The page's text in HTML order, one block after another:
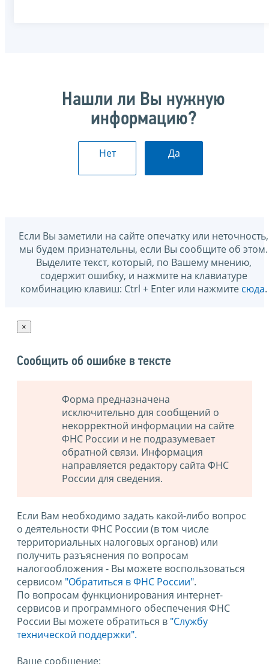
Нашли ли Вы нужную
информацию?
Нет Да
Если Вы заметили на сайте опечатку или неточность,
мы будем признательны, если Вы сообщите об этом.
Выделите текст, который, по Вашему мнению,
содержит ошибку, и нажмите на клавиатуре
комбинацию клавиш: Ctrl + Enter или нажмите сюда.
×
Сообщить об ошибке в тексте
Форма предназначена
исключительно для сообщений о
некорректной информации на сайте
ФНС России и не подразумевает
обратной связи. Информация
направляется редактору сайта ФНС
России для сведения.
Если Вам необходимо задать какой-либо вопрос
о деятельности ФНС России (в том числе
территориальных налоговых органов) или
получить разъяснения по вопросам
налогообложения - Вы можете воспользоваться
сервисом "Обратиться в ФНС России".
По вопросам функционирования интернет-
сервисов и программного обеспечения ФНС
России Вы можете обратиться в "Службу
технической поддержки".
Ваше сообщение: